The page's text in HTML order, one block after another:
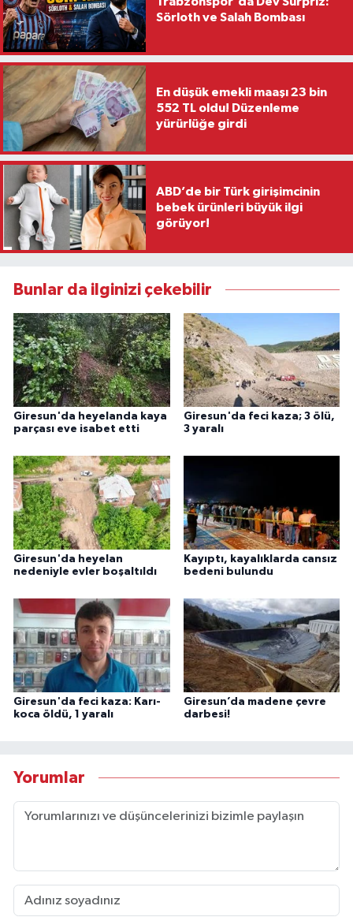
Sörloth ve Salah Bombası
En düşük emekli maaşı 23 bin
552 TL oldu! Düzenleme
yürürlüğe girdi
ABD’de bir Türk girişimcinin
bebek ürünleri büyük ilgi
görüyor!
Bunlar da ilginizi çekebilir
Giresun'da heyelanda kaya
parçası eve isabet etti
Giresun'da feci kaza; 3 ölü,
3 yaralı
Giresun'da heyelan
nedeniyle evler boşaltıldı
Kayıptı, kayalıklarda cansız
bedeni bulundu
Giresun'da feci kaza: Karı-
koca öldü, 1 yaralı
Giresun’da madene çevre
darbesi!
Yorumlar